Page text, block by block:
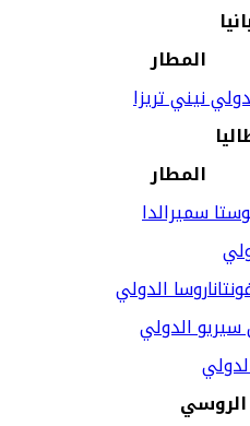
المطار
نيني تريزا
المطار
سميرالدا
الدولي
سيريو الدولي
الروسي